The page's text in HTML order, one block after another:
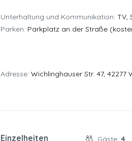
Unterhaltung und Kommunikation: TV,
Parken: Parkplatz an der Straße
Adresse: Wichlinghauser Str. 47, 42277
Einzelheiten